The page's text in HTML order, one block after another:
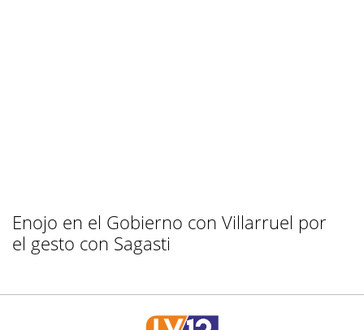
Enojo en el Gobierno con Villarruel por
el gesto con Sagasti